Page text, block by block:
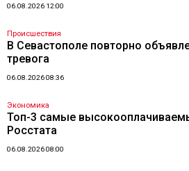
06.08.2026 12:00
Происшествия
В Севастополе повторно
тревога
06.08.2026 08:36
Экономика
Топ-3 самые
Росстата
06.08.2026 08:00